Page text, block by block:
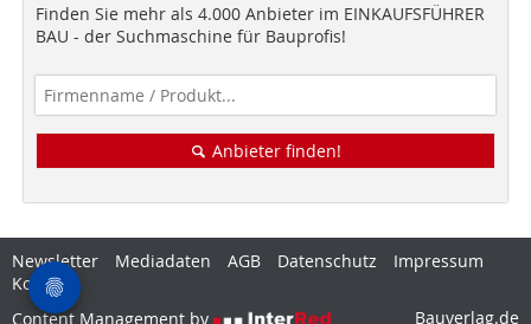
Finden Sie mehr als 4.000 Anbieter im EINKAUFSFÜHRER
BAU - der Suchmaschine für Bauprofis!
Anbieter finden!
Newsletter Mediadaten AGB Datenschutz
Impressum
Kontakt
Content Management by
Bauverlag.de